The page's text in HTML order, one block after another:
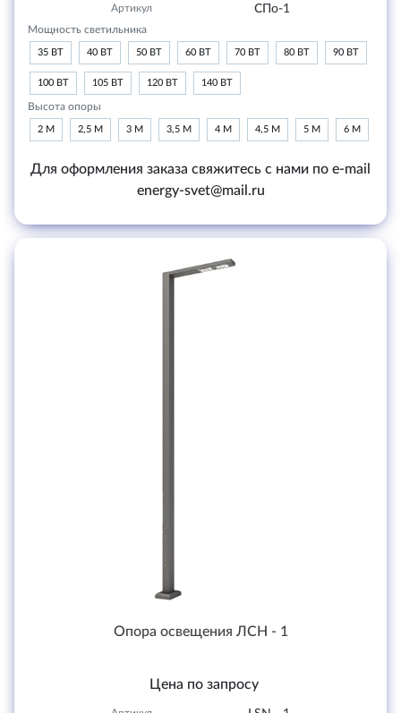
Артикул СПо-1
Мощность светильника
35 ВТ 40 ВТ 50 ВТ 60 ВТ 70 ВТ 80 ВТ 90 ВТ
100 ВТ 105 ВТ 120 ВТ 140 ВТ
Высота опоры
2 М 2,5 М 3 М 3,5 М 4 М 4,5 М 5 М 6 М
Для оформления заказа свяжитесь с нами по e-mail
energy-svet@mail.ru
Опора освещения ЛСН - 1
Цена по запросу